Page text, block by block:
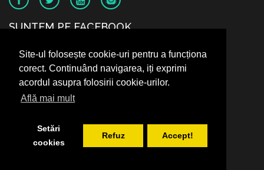
Site-ul folosește cookie-uri pentru a funcționa
corect. Continuând navigarea, iți exprimi
acordul asupra folosirii cookie-urilor.
Află mai mult
Setări
cookies
Refuz Accept!
SUNTEM PE FACEBOOK